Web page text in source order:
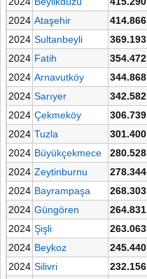
2024 Ataşehir 414.866
2024 Sultanbeyli 369.193
2024 Fatih 354.472
2024 Arnavutköy 344.868
2024 Sarıyer 342.582
2024 Çekmeköy 306.739
2024 Tuzla 301.400
2024 Büyükçekmece 280.528
2024 Zeytinburnu 278.344
2024 Bayrampaşa 268.303
2024 Güngören 264.831
2024 Şişli 263.063
2024 Beykoz 245.440
2024 Silivri 232.156